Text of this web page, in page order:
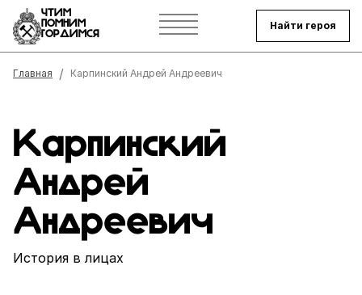
ЧТИМ
ПОМНИМ
ГОРДИМСЯ
Найти героя
Строка навигации
Главная Карпинский Андрей Андреевич
Карпинский
Андрей
Андреевич
История в лицах